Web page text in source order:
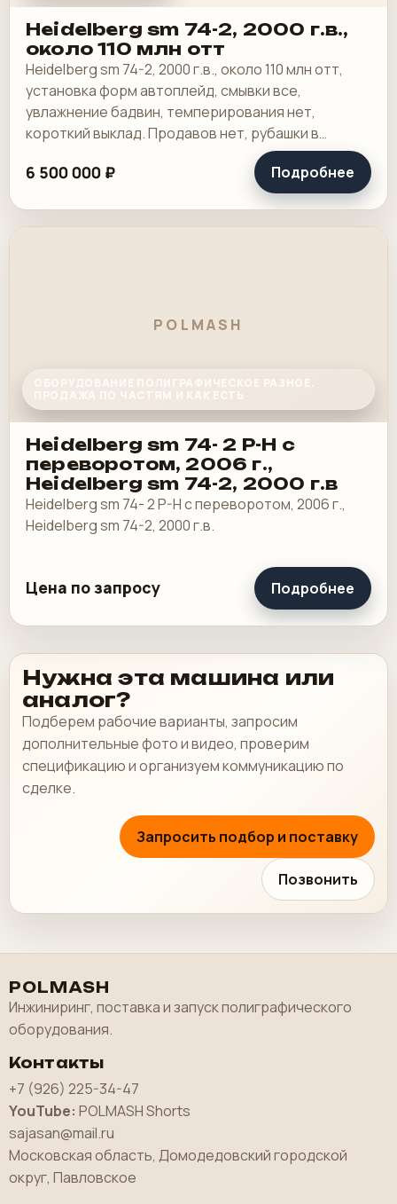
Heidelberg sm 74-2, 2000 г.в.,
около 110 млн отт
Heidelberg sm 74-2, 2000 г.в., около 110 млн отт,
установка форм автоплейд, смывки все,
увлажнение бадвин, темперирования нет,
короткий выклад. Продавов нет, рубашки в
хорошем состоянии, таскалки и цепи в хорошем.
6 500 000 ₽ Подробнее
POLMASH
ОБОРУДОВАНИЕ ПОЛИГРАФИЧЕСКОЕ РАЗНОЕ.
ПРОДАЖА ПО ЧАСТЯМ И КАК ЕСТЬ
Heidelberg sm 74- 2 P-H с
переворотом, 2006 г.,
Heidelberg sm 74-2, 2000 г.в
Heidelberg sm 74- 2 P-H с переворотом, 2006 г.,
Heidelberg sm 74-2, 2000 г.в.
Цена по запросу Подробнее
Нужна эта машина или
аналог?
Подберем рабочие варианты, запросим
дополнительные фото и видео, проверим
спецификацию и организуем коммуникацию по
сделке.
Запросить подбор и поставку
Позвонить
POLMASH
Инжиниринг, поставка и запуск полиграфического
оборудования.
Контакты
+7 (926) 225-34-47
YouTube: POLMASH Shorts
sajasan@mail.ru
Московская область, Домодедовский городской
округ, Павловское